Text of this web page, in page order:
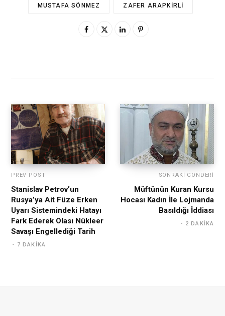
MUSTAFA SÖNMEZ ZAFER ARAPKIRLI
PREV POST
Stanislav Petrov’un
Rusya’ya Ait Füze Erken
Uyarı Sistemindeki Hatayı
Fark Ederek Olası Nükleer
Savaşı Engellediği Tarih
7 DAKIKA
SONRAKI GÖNDERI
Müftünün Kuran Kursu
Hocası Kadın İle Lojmanda
Basıldığı İddiası
2 DAKIKA